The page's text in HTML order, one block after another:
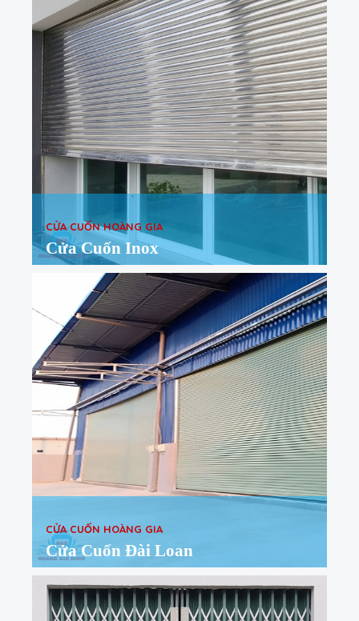
CỬA CUỐN HOÀNG GIA
Cửa Cuốn Inox
CỬA CUỐN HOÀNG GIA
Cửa Cuốn Đài Loan